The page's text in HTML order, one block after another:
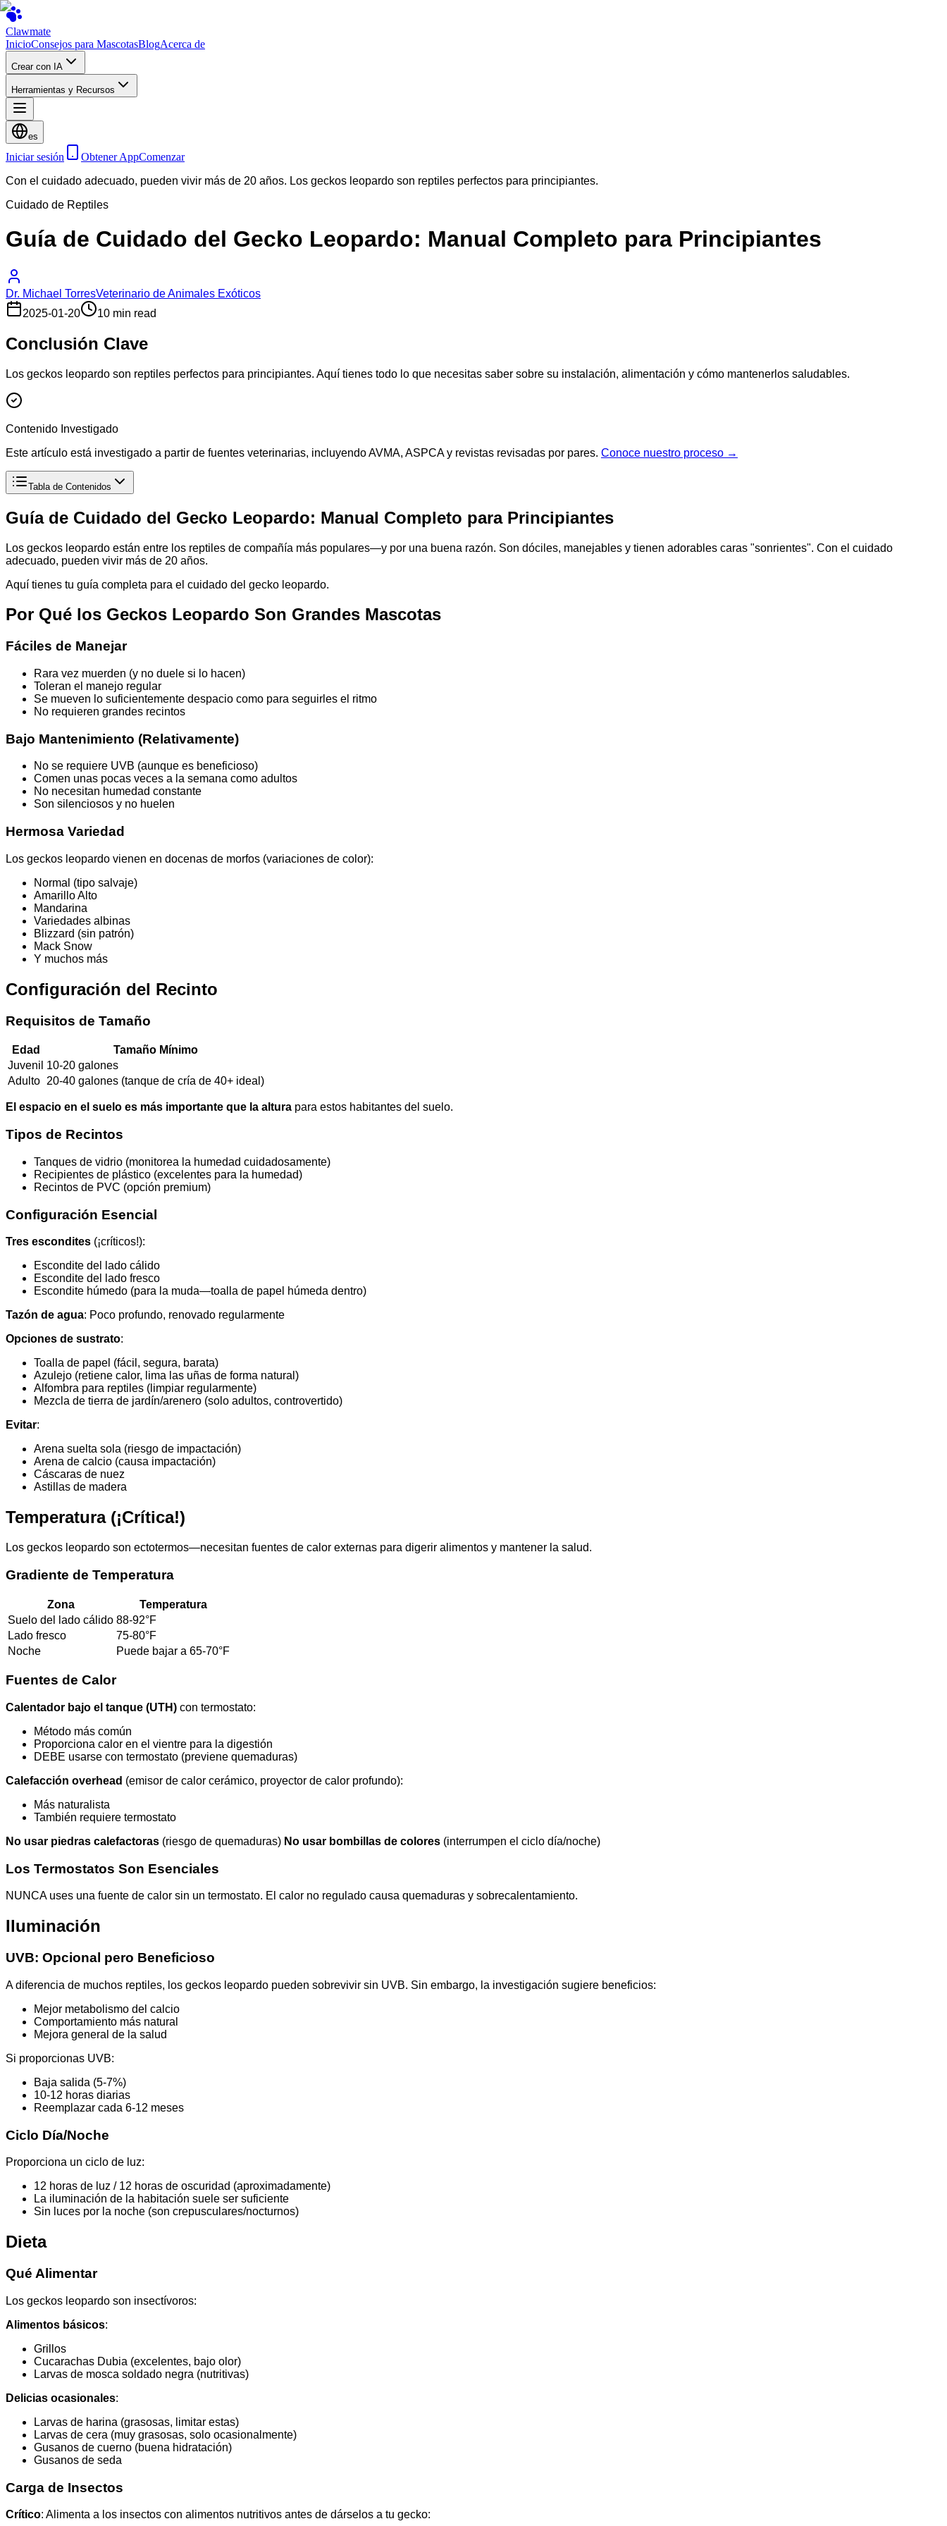
Clawmate
InicioConsejos para MascotasBlogAcerca de
Crear con IA
Herramientas y Recursos
es
Iniciar sesión Obtener AppComenzar
Con el cuidado adecuado, pueden vivir más de 20 años. Los geckos leopardo son reptiles perfectos para principiantes.
Cuidado de Reptiles
Guía de Cuidado del Gecko Leopardo: Manual Completo para Principiantes
Dr. Michael TorresVeterinario de Animales Exóticos
2025-01-20
10 min read
Conclusión Clave
Los geckos leopardo son reptiles perfectos para principiantes. Aquí tienes todo lo que necesitas saber sobre su instalación, alimentación y cómo mantenerlos saludables.
Contenido Investigado
Este artículo está investigado a partir de fuentes veterinarias, incluyendo AVMA, ASPCA y revistas revisadas por pares. Conoce nuestro proceso →
Tabla de Contenidos
Guía de Cuidado del Gecko Leopardo: Manual Completo para Principiantes
Los geckos leopardo están entre los reptiles de compañía más populares—y por una buena razón. Son dóciles, manejables y tienen adorables caras "sonrientes". Con el cuidado
adecuado, pueden vivir más de 20 años.
Aquí tienes tu guía completa para el cuidado del gecko leopardo.
Por Qué los Geckos Leopardo Son Grandes Mascotas
Fáciles de Manejar
Rara vez muerden (y no duele si lo hacen)
Toleran el manejo regular
Se mueven lo suficientemente despacio como para seguirles el ritmo
No requieren grandes recintos
Bajo Mantenimiento (Relativamente)
No se requiere UVB (aunque es beneficioso)
Comen unas pocas veces a la semana como adultos
No necesitan humedad constante
Son silenciosos y no huelen
Hermosa Variedad
Los geckos leopardo vienen en docenas de morfos (variaciones de color):
Normal (tipo salvaje)
Amarillo Alto
Mandarina
Variedades albinas
Blizzard (sin patrón)
Mack Snow
Y muchos más
Configuración del Recinto
Requisitos de Tamaño
Edad
Tamaño Mínimo
Juvenil 10-20 galones
Adulto 20-40 galones (tanque de cría de 40+ ideal)
El espacio en el suelo es más importante que la altura para estos habitantes del suelo.
Tipos de Recintos
Tanques de vidrio (monitorea la humedad cuidadosamente)
Recipientes de plástico (excelentes para la humedad)
Recintos de PVC (opción premium)
Configuración Esencial
Tres escondites (¡críticos!):
Escondite del lado cálido
Escondite del lado fresco
Escondite húmedo (para la muda—toalla de papel húmeda dentro)
Tazón de agua: Poco profundo, renovado regularmente
Opciones de sustrato:
Toalla de papel (fácil, segura, barata)
Azulejo (retiene calor, lima las uñas de forma natural)
Alfombra para reptiles (limpiar regularmente)
Mezcla de tierra de jardín/arenero (solo adultos, controvertido)
Evitar:
Arena suelta sola (riesgo de impactación)
Arena de calcio (causa impactación)
Cáscaras de nuez
Astillas de madera
Temperatura (¡Crítica!)
Los geckos leopardo son ectotermos—necesitan fuentes de calor externas para digerir alimentos y mantener la salud.
Gradiente de Temperatura
Zona
Temperatura
Suelo del lado cálido 88-92°F
Lado fresco
75-80°F
Noche
Puede bajar a 65-70°F
Fuentes de Calor
Calentador bajo el tanque (UTH) con termostato:
Método más común
Proporciona calor en el vientre para la digestión
DEBE usarse con termostato (previene quemaduras)
Calefacción overhead (emisor de calor cerámico, proyector de calor profundo):
Más naturalista
También requiere termostato
No usar piedras calefactoras (riesgo de quemaduras) No usar bombillas de colores (interrumpen el ciclo día/noche)
Los Termostatos Son Esenciales
NUNCA uses una fuente de calor sin un termostato. El calor no regulado causa quemaduras y sobrecalentamiento.
Iluminación
UVB: Opcional pero Beneficioso
A diferencia de muchos reptiles, los geckos leopardo pueden sobrevivir sin UVB. Sin embargo, la investigación sugiere beneficios:
Mejor metabolismo del calcio
Comportamiento más natural
Mejora general de la salud
Si proporcionas UVB:
Baja salida (5-7%)
10-12 horas diarias
Reemplazar cada 6-12 meses
Ciclo Día/Noche
Proporciona un ciclo de luz:
12 horas de luz / 12 horas de oscuridad (aproximadamente)
La iluminación de la habitación suele ser suficiente
Sin luces por la noche (son crepusculares/nocturnos)
Dieta
Qué Alimentar
Los geckos leopardo son insectívoros:
Alimentos básicos:
Grillos
Cucarachas Dubia (excelentes, bajo olor)
Larvas de mosca soldado negra (nutritivas)
Delicias ocasionales:
Larvas de harina (grasosas, limitar estas)
Larvas de cera (muy grasosas, solo ocasionalmente)
Gusanos de cuerno (buena hidratación)
Gusanos de seda
Carga de Insectos
Crítico: Alimenta a los insectos con alimentos nutritivos antes de dárselos a tu gecko: